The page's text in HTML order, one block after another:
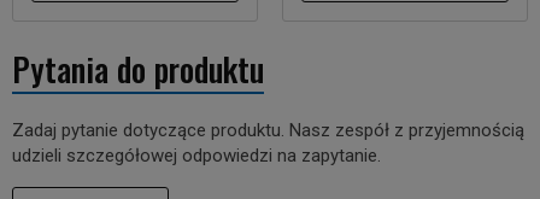
Pytania do produktu
Zadaj pytanie dotyczące produktu. Nasz zespół z przyjemnością
udzieli szczegółowej odpowiedzi na zapytanie.